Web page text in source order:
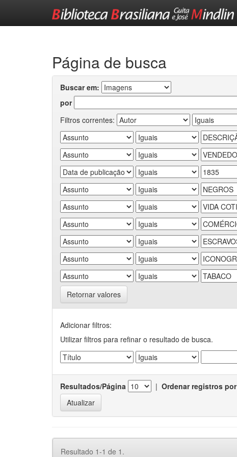
Página de busca
Buscar em:
por
Filtros correntes:
Retornar valores
Adicionar filtros:
Utilizar filtros para refinar o resultado de busca.
Resultados/Página | Ordenar registros por
Resultado 1-1 de 1.